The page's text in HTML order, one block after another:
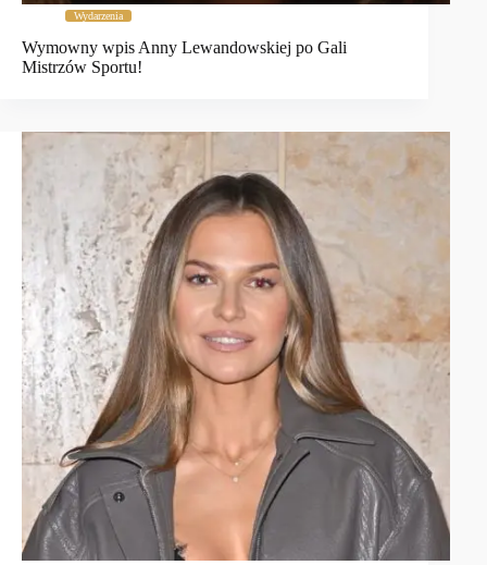
Wydarzenia
Wymowny wpis Anny Lewandowskiej po Gali
Mistrzów Sportu!